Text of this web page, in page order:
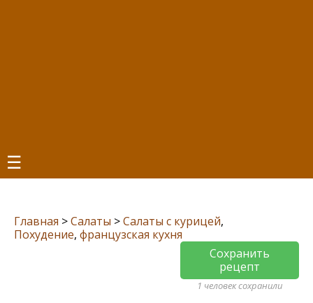
☰
Главная >Салаты >Салаты с курицей,
Похудение, французская кухня
Сохранить
рецепт
1 человек сохранили